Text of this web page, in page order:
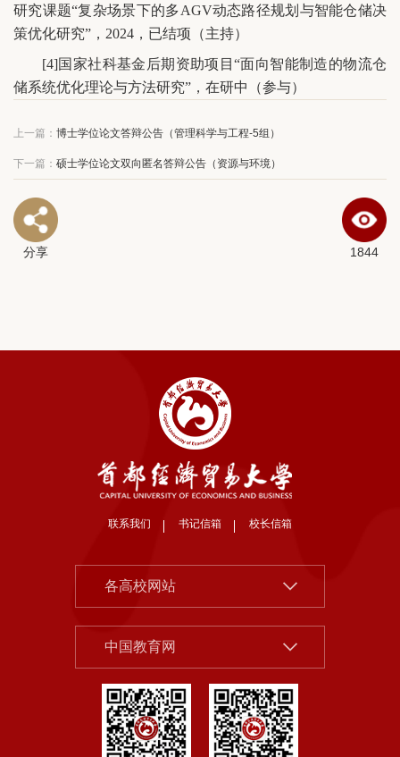
研究课题“复杂场景下的多AGV动态路径规划与智能仓储决
策优化研究”，2024，已结项（主持）
[4]国家社科基金后期资助项目“面向智能制造的物流仓
储系统优化理论与方法研究”，在研中（参与）
上一篇： 博士学位论文答辩公告（管理科学与工程-5组）
下一篇： 硕士学位论文双向匿名答辩公告（资源与环境）
分享 1844
各高校网站
北京大学
清华大学
中国人民大学
中央财经大学
对外经济贸易大学
中国教育网
中国社会科学院
北京市教委
首都之窗
教育部
联系我们 书记信箱 校长信箱